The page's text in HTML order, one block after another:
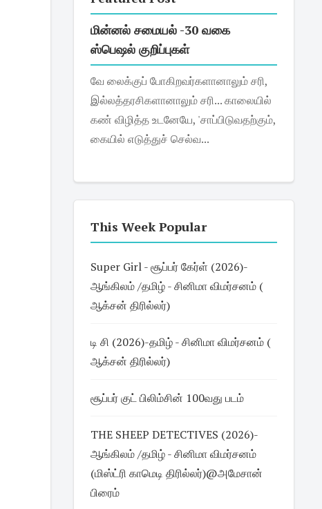
மின்னல் சமையல் -30 வகை
ஸ்பெஷல் குறிப்புகள்
வே லைக்குப் போகிறவர்களானாலும் சரி,
இல்லத்தரசிகளானாலும் சரி... காலையில்
கண் விழித்த உடனேயே, 'சாப்பிடுவதற்கும்,
கையில் எடுத்துச் செல்வ...
This Week Popular
Super Girl - சூப்பர் கேர்ள் (2026)-
ஆங்கிலம் /தமிழ் - சினிமா விமர்சனம் (
ஆக்சன் திரில்லர்)
டி சி (2026)-தமிழ் - சினிமா விமர்சனம் (
ஆக்சன் திரில்லர்)
சூப்பர் குட் பிலிம்சின் 100வது படம்
THE SHEEP DETECTIVES (2026)-
ஆங்கிலம் /தமிழ் - சினிமா விமர்சனம்
(மிஸ்ட்ரி காமெடி திரில்லர்)@அமேசான்
பிரைம்